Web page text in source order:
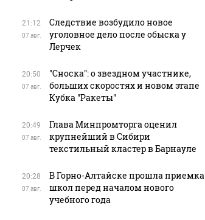
21:12
07 авг.
Следствие возбудило новое
уголовное дело после обыска у
Лерчек
20:50
07 авг.
"Сноска": о звездном участнике,
больших скоростях и новом этапе
Кубка "Ракеты"
20:49
07 авг.
Глава Минпромторга оценил
крупнейший в Сибири
текстильный кластер в Барнауле
20:28
07 авг.
В Горно-Алтайске прошла приемка
школ перед началом нового
учебного года